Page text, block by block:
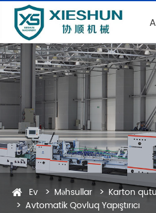
Ev Məhsullar
Karton
Avtomatik Qovluq Yapıştırıcı